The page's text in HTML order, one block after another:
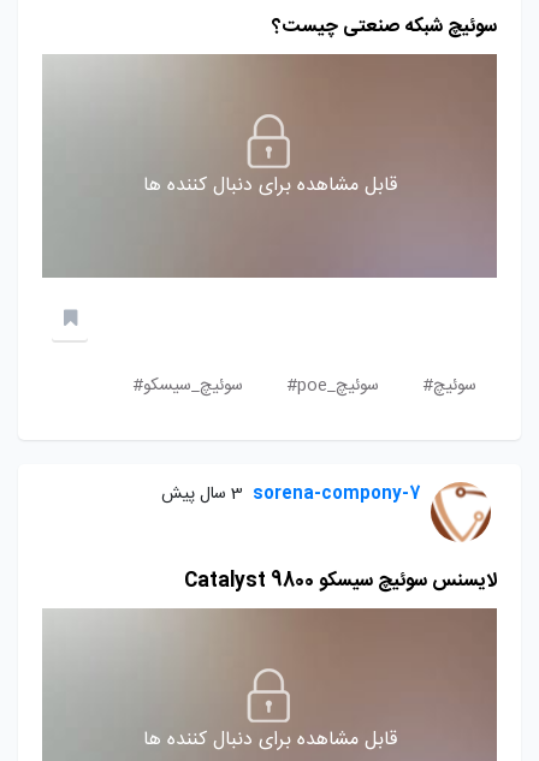
سوئیچ شبکه صنعتی چیست؟
قابل مشاهده برای دنبال کننده ها
سوئیچ# سوئیچ_poe# سوئیچ_سیسکو#
sorena-compony-7 3 سال پیش
لایسنس سوئیچ سیسکو Catalyst 9800
قابل مشاهده برای دنبال کننده ها